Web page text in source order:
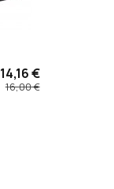
14,16 €
16,00 €